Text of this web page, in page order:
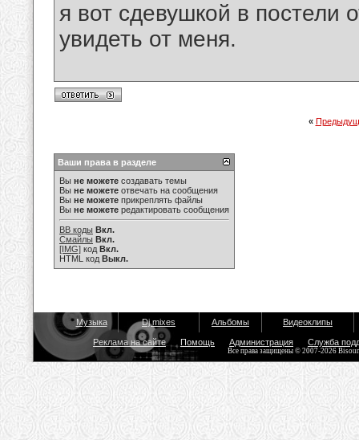
я вот сдевушкой в постели
увидеть от меня.
«
Ваши права в разделе
Вы не можете создавать темы
Вы не можете отвечать на сообщения
Вы не можете прикреплять файлы
Вы не можете редактировать сообщения
BB коды Вкл.
Смайлы Вкл.
[IMG] код Вкл.
HTML код Выкл.
Музыка Dj mixes Альбомы Видеоклипы
Реклама на сайте Помощь Администрация Служба
Все права защищены © 2007-2026